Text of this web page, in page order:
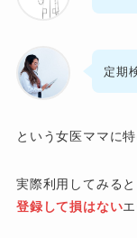
定期
という女医ママに
実際利用してみる
登録して損はない